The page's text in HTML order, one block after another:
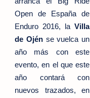
Open de España de
Enduro 2016, la Villa
de Ojénse vuelca un
año más con este
evento, en el que este
año contará con
nuevos trazados, en